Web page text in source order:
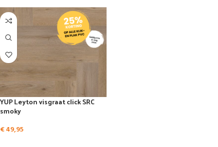
YUP Leyton visgraat click SRC
smoky
€49,95